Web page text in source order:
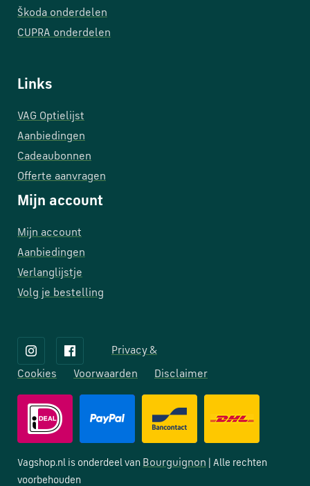
Škoda onderdelen
CUPRA onderdelen
Links
VAG Optielijst
Aanbiedingen
Cadeaubonnen
Offerte aanvragen
Mijn account
Mijn account
Aanbiedingen
Verlanglijstje
Volg je bestelling
Privacy &
Cookies Voorwaarden Disclaimer
Vagshop.nl is onderdeel van Bourguignon | Alle rechten
voorbehouden